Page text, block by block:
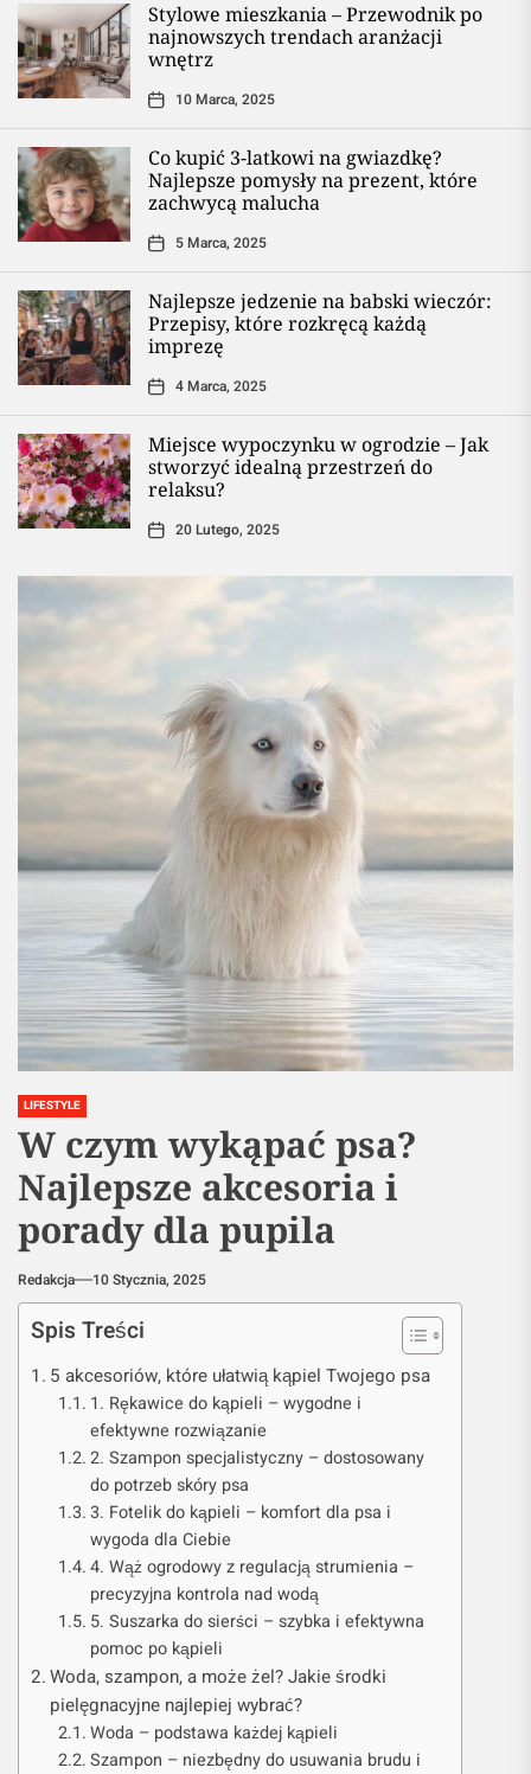
Stylowe mieszkania – Przewodnik po
najnowszych trendach aranżacji
wnętrz
10 Marca, 2025
Co kupić 3-latkowi na gwiazdkę?
Najlepsze pomysły na prezent, które
zachwycą malucha
5 Marca, 2025
Najlepsze jedzenie na babski wieczór:
Przepisy, które rozkręcą każdą
imprezę
4 Marca, 2025
Miejsce wypoczynku w ogrodzie – Jak
stworzyć idealną przestrzeń do
relaksu?
20 Lutego, 2025
LIFESTYLE
W czym wykąpać psa?
Najlepsze akcesoria i
porady dla pupila
Redakcja 10 Stycznia, 2025
Spis Treści
5 akcesoriów, które ułatwią kąpiel Twojego psa
1. Rękawice do kąpieli – wygodne i
efektywne rozwiązanie
2. Szampon specjalistyczny – dostosowany
do potrzeb skóry psa
3. Fotelik do kąpieli – komfort dla psa i
wygoda dla Ciebie
4. Wąż ogrodowy z regulacją strumienia –
precyzyjna kontrola nad wodą
5. Suszarka do sierści – szybka i efektywna
pomoc po kąpieli
Woda, szampon, a może żel? Jakie środki
pielęgnacyjne najlepiej wybrać?
Woda – podstawa każdej kąpieli
Szampon – niezbędny do usuwania brudu i